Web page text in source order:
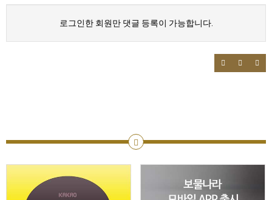
로그인한 회원만 댓글 등록이 가능합니다.